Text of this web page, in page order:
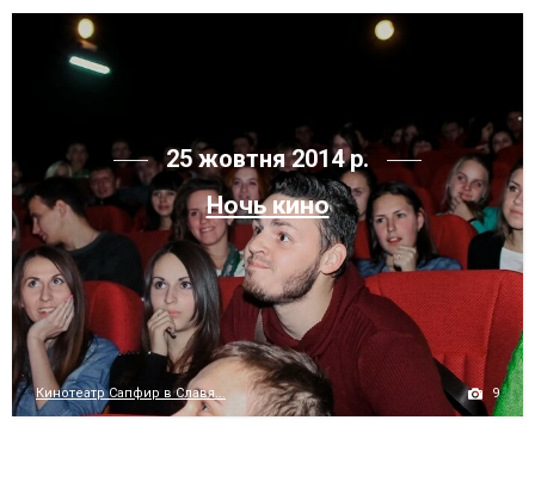
25 жовтня 2014 р.
Ночь кино
Кинотеатр Сапфир в Славя... 9